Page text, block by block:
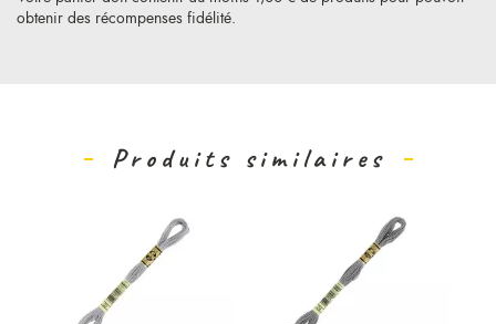
obtenir des récompenses fidélité.
Produits similaires